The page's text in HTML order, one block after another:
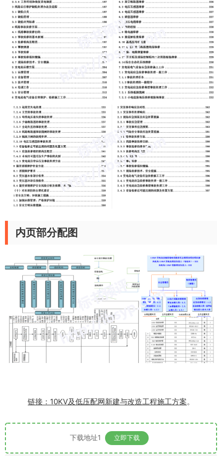
内页部分配图
链接：10KV及低压配网新建与改造工程施工方案。
下载地址1 立即下载